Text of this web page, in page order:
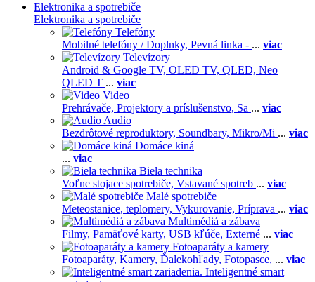
Elektronika a spotrebiče
Elektronika a spotrebiče
Telefóny
Mobilné telefóny / Doplnky, Pevná linka - ... viac
Televízory
Android & Google TV, OLED TV, QLED, Neo
QLED T ... viac
Video
Prehrávače, Projektory a príslušenstvo, Sa ... viac
Audio
Bezdrôtové reproduktory, Soundbary, Mikro/Mi ... viac
Domáce kiná
... viac
Biela technika
Voľne stojace spotrebiče, Vstavané spotreb ... viac
Malé spotrebiče
Meteostanice, teplomery, Vykurovanie, Príprava ... viac
Multimédiá a zábava
Filmy, Pamäťové karty, USB kľúče, Externé ... viac
Fotoaparáty a kamery
Fotoaparáty, Kamery, Ďalekohľady, Fotopasce, ... viac
Inteligentné smart